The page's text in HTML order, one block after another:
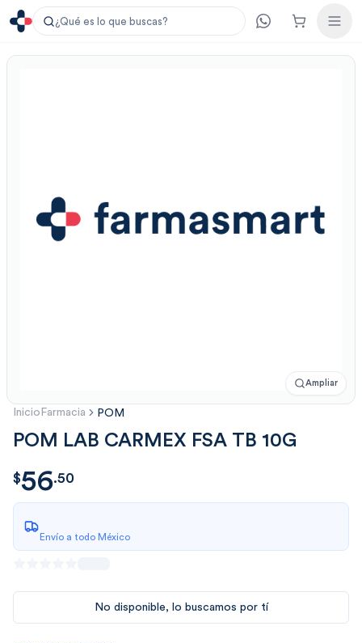
¿Qué es lo que buscas?
Ampliar
Inicio Farmacia POM
POM LAB CARMEX FSA TB 10G
$56.50
$56.50
Envío a todo México
No disponible, lo buscamos por tí